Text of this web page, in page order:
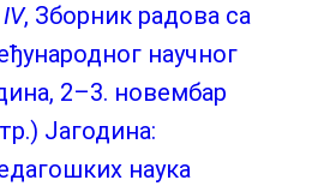
IV, Зборник радова са
научног
2–3. новембар
Јагодина:
наука